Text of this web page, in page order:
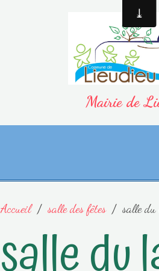
Mairie de
Accueil salle des fêtes salle